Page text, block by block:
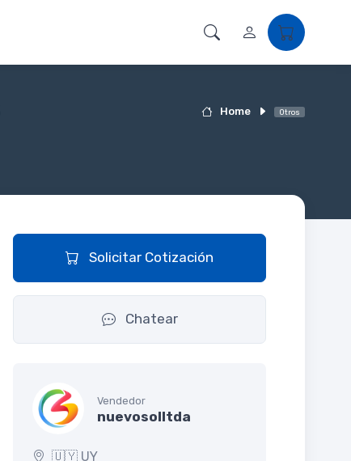
Home Otros
Solicitar Cotización
Chatear
Vendedor
nuevosolltda
🇺🇾 UY